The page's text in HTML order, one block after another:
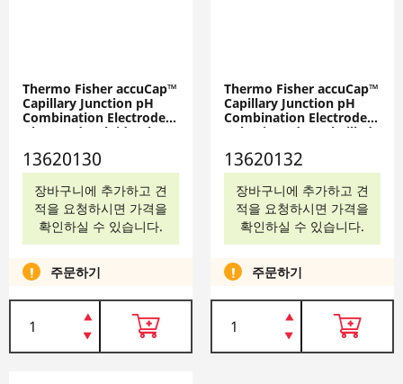
Thermo Fisher accuCap™
Capillary Junction pH
Combination Electrodes
Glass Body, Fluid Gel,
13620130
13620130
장바구니에 추가하고 견
적을 요청하시면 가격을
확인하실 수 있습니다.
주문하기
Thermo Fisher accuCap™
Capillary Junction pH
Combination Electrodes
- Plastic Body, Gel-Filled -
13620132
장바구니에 추가하고 견
적을 요청하시면 가격을
확인하실 수 있습니다.
주문하기